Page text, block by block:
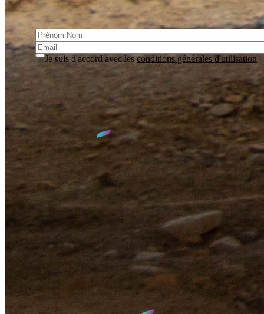
Cette lettre vous informe des actualités et des événements du
Syndicat
Je suis d'accord avec lesconditions générales d'utilisation
S'inscrire
Accès
SIED 70
1 rue Max DEVAUX
70000 VESOUL
03.84.77.00.00
contact@sied70.fr
Nous vous accueillonsdu lundi au vendredi
14h00 à 17h30